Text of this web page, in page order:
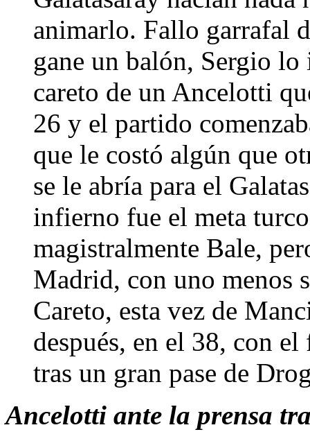
animarlo. Fallo garrafal
gane un balón, Sergio
careto de un Ancelotti
26 y el partido
que le costó algún que
se le abría para el
infierno fue el meta
magistralmente Bale,
Madrid, con uno menos
Careto, esta vez de
después, en el 38, con
tras un gran pase de
Ancelotti ante la prensa